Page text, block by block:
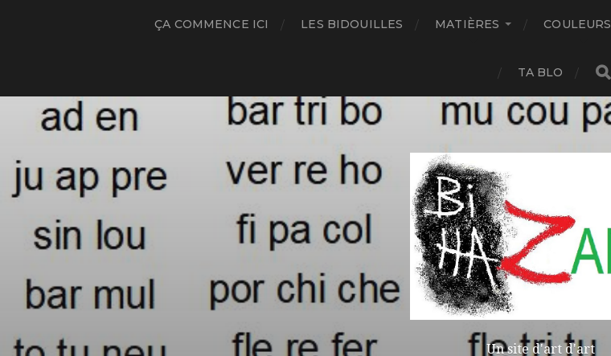
ÇA COMMENCE ICI LES BIDOUILLES MATIÈRES COULEURS
TA BLO
Un site d'art d'art